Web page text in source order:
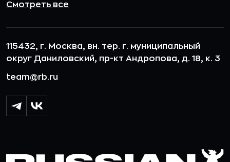
Смотреть все
115432, г. Москва, вн. тер. г. муниципальный
округ Даниловский, пр-кт Андропова, д. 18, к. 3
team@rb.ru